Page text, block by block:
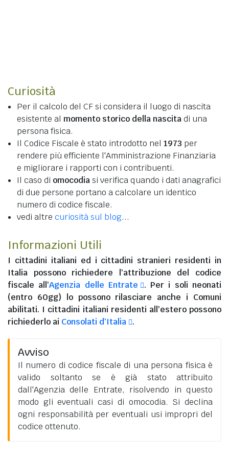
Curiosità
Per il calcolo del CF si considera il luogo di nascita
esistente al momento storico della nascitadi una
persona fisica.
Il Codice Fiscale è stato introdotto nel 1973 per
rendere più efficiente l'Amministrazione Finanziaria
e migliorare i rapporti con i contribuenti.
Il caso di omocodiasi verifica quando i dati anagrafici
di due persone portano a calcolare un identico
numero di codice fiscale.
vedi altre curiosità sul blog...
Informazioni Utili
I cittadini italiani ed i cittadini stranieri residenti in
Italia possono richiedere l'attribuzione del codice
fiscale all'Agenzia delle Entrate
. Per i soli neonati
(entro 60gg) lo possono rilasciare anche i Comuni
abilitati. I cittadini italiani residenti all'esteropossono
richiederlo ai Consolati d'Italia .
Avviso
Il numero di codice fiscale di una persona fisica è
valido soltanto se è già stato attribuito
dall'Agenzia delle Entrate, risolvendo in questo
modo gli eventuali casi di omocodia. Si declina
ogni responsabilità per eventuali usi impropri del
codice ottenuto.